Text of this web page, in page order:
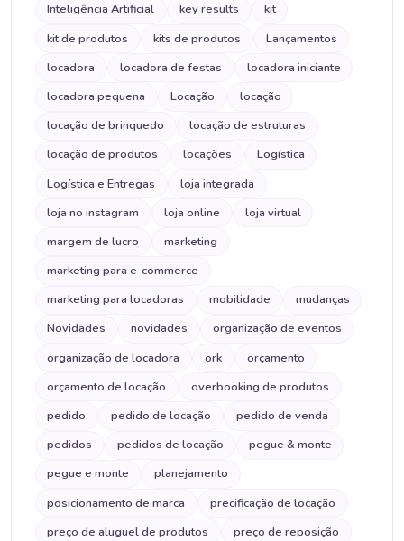
Inteligência Artificial
key results
kit
kit de produtos
kits de produtos
Lançamentos
locadora
locadora de festas
locadora iniciante
locadora pequena
Locação
locação
locação de brinquedo
locação de estruturas
locação de produtos
locações
Logística
Logística e Entregas
loja integrada
loja no instagram
loja online
loja virtual
margem de lucro
marketing
marketing para e-commerce
marketing para locadoras
mobilidade
mudanças
Novidades
novidades
organização de eventos
organização de locadora
ork
orçamento
orçamento de locação
overbooking de produtos
pedido
pedido de locação
pedido de venda
pedidos
pedidos de locação
pegue & monte
pegue e monte
planejamento
posicionamento de marca
precificação de locação
preço de aluguel de produtos
preço de reposição